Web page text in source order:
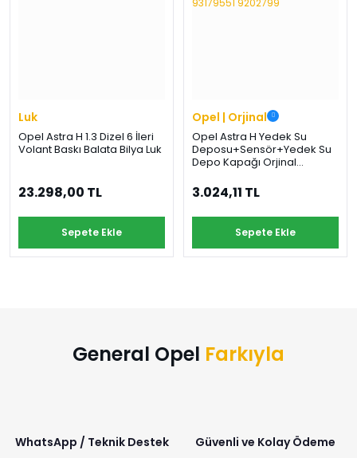
Luk
Opel Astra H 1.3 Dizel 6 İleri
Volant Baskı Balata Bilya Luk
23.298,00 TL
Sepete Ekle
Opel | Orjinal
Opel Astra H Yedek Su
Deposu+Sensör+Yedek Su
Depo Kapağı Orjinal
3.024,11 TL
Sepete Ekle
General Opel Farkıyla
WhatsApp / Teknik Destek Güvenli ve Kolay Ödeme